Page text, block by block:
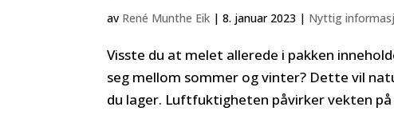
av René Munthe Eik |8. januar 2023 | Nyttig
Visste du at melet allerede i pakken
seg mellom sommer og vinter? Dette vil
du lager. Luftfuktigheten påvirker vekten